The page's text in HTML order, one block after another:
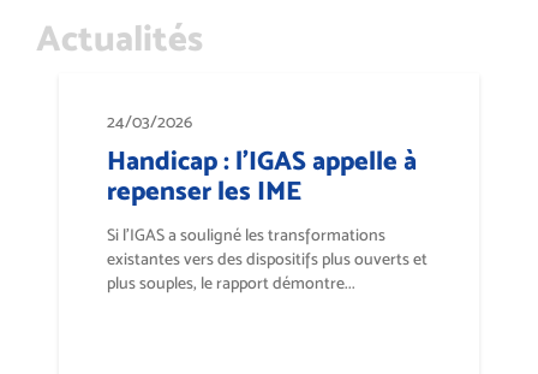
Actualités
24/03/2026
Handicap : l’IGAS appelle à
repenser les IME
Si l’IGAS a souligné les transformations
existantes vers des dispositifs plus ouverts et
plus souples, le rapport démontre...